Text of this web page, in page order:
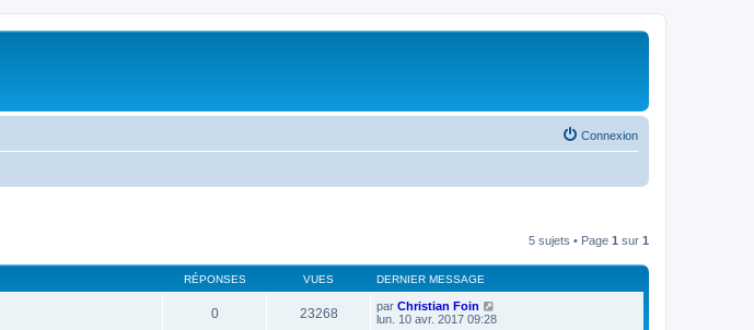
Connexion
5 sujets • Page 1 sur 1
RÉPONSES VUES DERNIER MESSAGE
0 23268 par Christian Foin
lun. 10 avr. 2017 09:28